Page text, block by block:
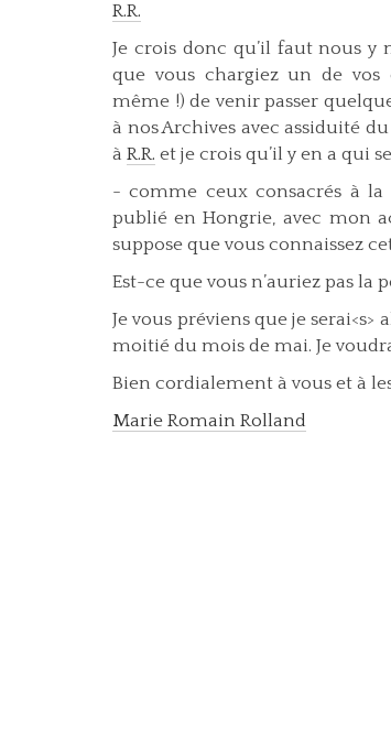
R.R.
Je crois donc qu’il faut nous y
que vous chargiez un de
même !) de venir passer
à nos Archives avec assiduité
à R.R. et je crois qu’il y en a qui
- comme ceux consacrés à
publié en Hongrie, avec mon
suppose que vous connaissez
Est-ce que vous n’auriez pas la
Je vous préviens que je
moitié du mois de mai. Je
Bien cordialement à vous et à
Marie Romain Rolland